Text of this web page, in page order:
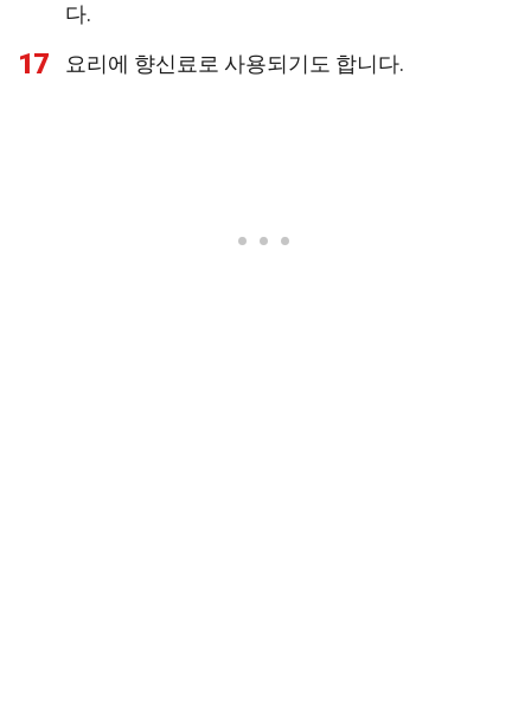
다.
17 요리에 향신료로 사용되기도 합니다.